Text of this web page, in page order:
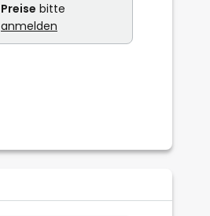
Preise bitte
anmelden